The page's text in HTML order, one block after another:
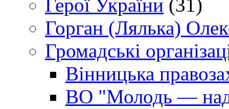
Герої України (31)
Горган (Лялька)
Громадські
Вінницька
ВО "Молодь —